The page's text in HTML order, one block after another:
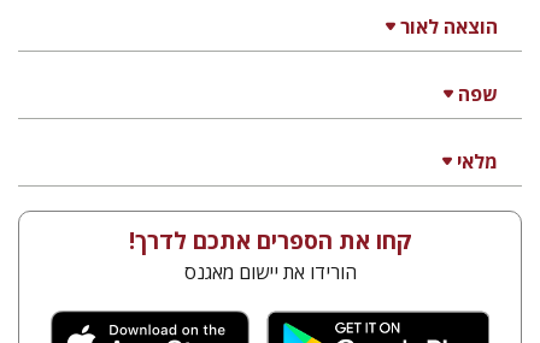
הוצאה לאור
שפה
מלאי
קחו את הספרים אתכם לדרך!
הורידו את יישום מאגנס